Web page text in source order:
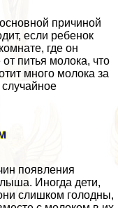
причиной
если ребенок
где он
питья молока, что
много молока за
появления
Иногда дети,
слишком голодны,